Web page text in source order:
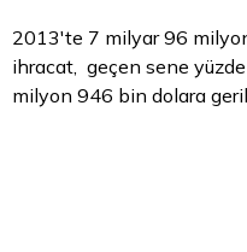
2013'te 7 milyar 96
ihracat, geçen sene
milyon 946 bin dolara